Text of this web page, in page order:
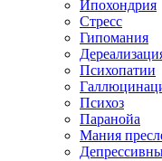
Ипохондрия
Стресс
Гипомания
Психопатии
Психоз
Паранойа
Мания